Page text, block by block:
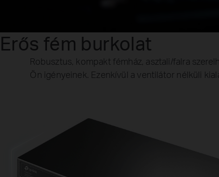
Erős fém burkolat
Robusztus, kompakt fémház, asztali/falra
Ön igényeinek. Ezenkívül a ventilátor nélküli